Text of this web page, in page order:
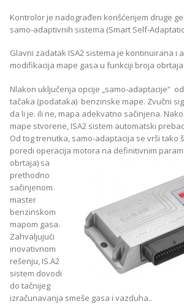
Kontrolor je nadograđen korišćenjem druge
samo-adaptivnih sistema (Smart Self-
Glavni zadatak ISA2 sistema je kontinuirana i
modifikacija mape gasa u funkciji broja
Nlakon uključenja opcije „samo-adaptacije“
tačaka (podataka) benzinske mape. Zvučni
da li je. ili ne, mapa adekvatno sačinjena.
mape stvorene, ISA2 sistem automatski
Od tog trenutka, samo-adaptacija se vrši tako
poredi operacija motora na definitivnim
obrtaja) sa
prethodno
sačinjenom
master
benzinskom
mapom gasa.
Zahvaljujući
inovativnom
rešenju, IS.A2
sistem dovodi
do tačnijeg
izračunavanja smeše gasa i vazduha..